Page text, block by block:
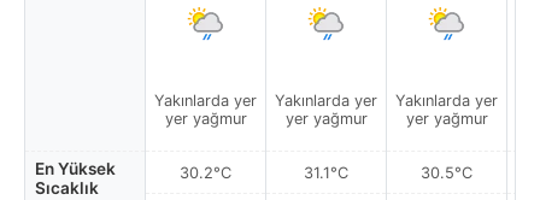
En Yüksek
Sıcaklık
Yakınlarda yer
yer yağmur
30.2°C
Yakınlarda yer
yer yağmur
31.1°C
Yakınlarda yer
yer yağmur
30.5°C